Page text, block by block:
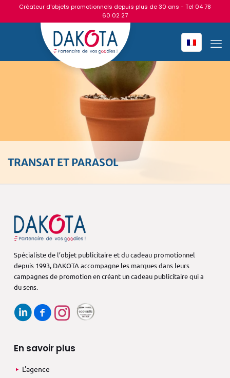
Créateur d'objets promotionnels depuis plus de 30 ans - Tel 04 78
60 02 27
TRANSAT ET PARASOL
Spécialiste de l’objet publicitaire et du cadeau promotionnel
depuis 1993, DAKOTA accompagne les marques dans leurs
campagnes de promotion en créant un cadeau publicitaire qui a
du sens.
En savoir plus
L'agence